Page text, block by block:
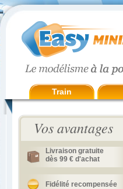
Train
Vos avantages
Livraison gratuite
dès 99 € d'achat
Fidélité recompensée